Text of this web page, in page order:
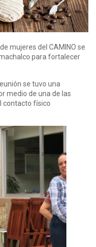
mujeres del CAMINO se
para fortalecer
se tuvo una
medio de una de las
contacto físico